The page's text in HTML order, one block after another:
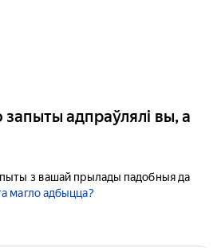
адпраўлялі вы, а
з вашай прылады падобныя да
магло адбыцца?